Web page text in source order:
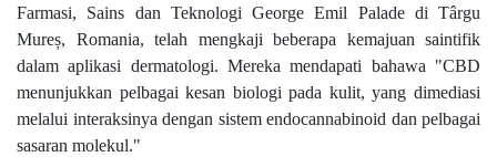
Farmasi, Sains dan Teknologi George Emil Palade di Târgu
Mureș, Romania, telah mengkaji beberapa kemajuan saintifik
dalam aplikasi dermatologi. Mereka mendapati bahawa "CBD
menunjukkan pelbagai kesan biologi pada kulit, yang dimediasi
melalui interaksinya dengan sistem endocannabinoid dan pelbagai
sasaran molekul."